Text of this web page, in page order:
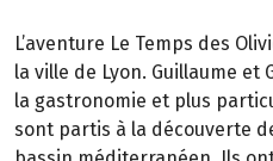
L’aventure Le Temps des
la ville de Lyon. Guillaume et
la gastronomie et plus
sont partis à la découverte